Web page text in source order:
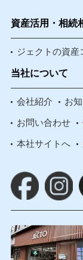
資産活用・相続
ジェクトの資産
当社について
会社紹介 お
お問い合わせ
本社サイトへ